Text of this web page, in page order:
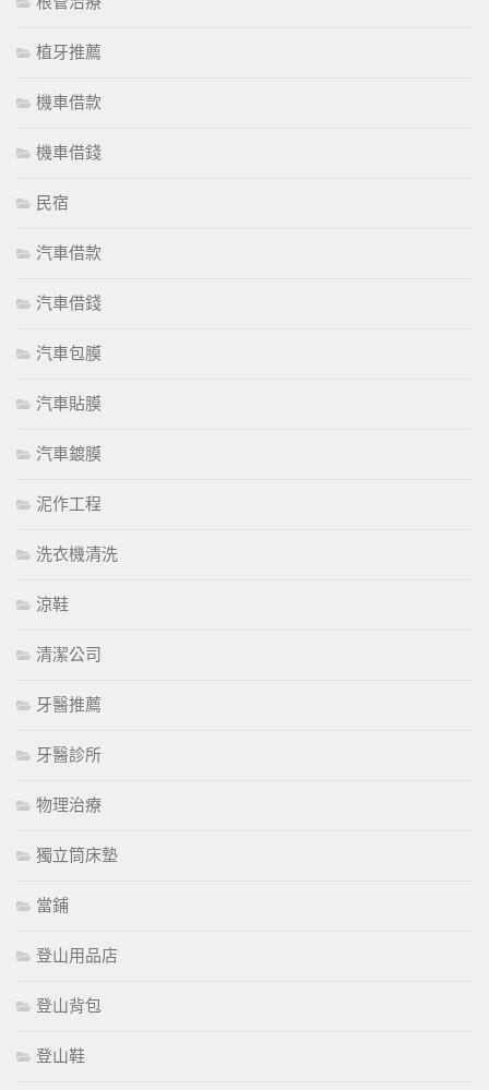
植牙推薦
機車借款
機車借錢
民宿
汽車借款
汽車借錢
汽車包膜
汽車貼膜
汽車鍍膜
泥作工程
洗衣機清洗
涼鞋
清潔公司
牙醫推薦
牙醫診所
物理治療
獨立筒床墊
當鋪
登山用品店
登山背包
登山鞋